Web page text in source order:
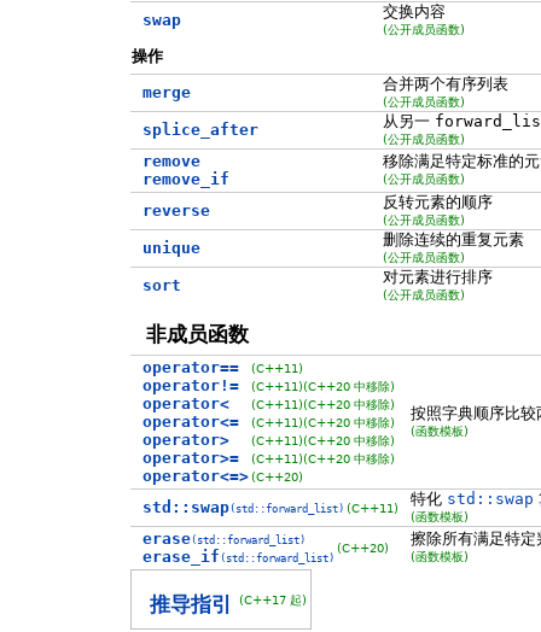
swap 交换内容
(公开成员函数)
操作
merge
合并两个有序列表
(公开成员函数)
splice_after 从另一
(公开成员函数)
remove
remove_if
移除满足特定标准的
(公开成员函数)
reverse 反转元素的顺序
(公开成员函数)
unique 删除连续的重复元素
(公开成员函数)
sort 对元素进行排序
(公开成员函数)
非成员函数
operator==
operator!=
operator<
operator<=
operator>
operator>=
operator<=>
(C++11)
(C++11)(C++20 中移除)
(C++11)(C++20 中移除)
(C++11)(C++20 中移除)
(C++11)(C++20 中移除)
(C++11)(C++20 中移除)
(C++20)
按照字典顺序比
(函数模板)
std::swap(std::forward_list) (C++11) 特化 std::swap
(函数模板)
erase(std::forward_list)
erase_if (std::forward_list)
(C++20)
擦除所有满足特
(函数模板)
推导指引 (C++17 起)